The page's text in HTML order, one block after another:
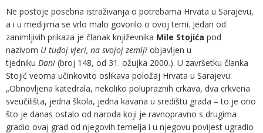
Ne postoje posebna istraživanja o potrebama Hrvata u Sarajevu,
a i u medijima se vrlo malo govorilo o ovoj temi. Jedan od
zanimljivih prikaza je članak književnika Mile Stojića pod
nazivom U tuđoj vjeri, na svojoj zemlji objavljen u
tjedniku Dani (broj 148, od 31. ožujka 2000.). U završetku članka
Stojić veoma učinkovito oslikava položaj Hrvata u Sarajevu:
„Obnovljena katedrala, nekoliko polupraznih crkava, dva crkvena
sveučilišta, jedna škola, jedna kavana u središtu grada – to je ono
što je danas ostalo od naroda koji je ravnopravno s drugima
gradio ovaj grad od njegovih temelja i u njegovu povijest ugradio